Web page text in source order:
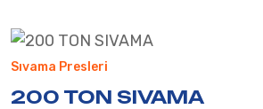
Sıvama Presleri
200 TON SIVAMA